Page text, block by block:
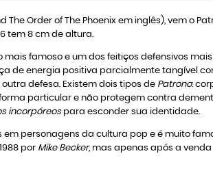
Order of The Phoenix em inglês), vem o
tem 8 cm de altura.
mais famoso e um dos feitiços defensivos
de energia positiva parcialmente tangível
defesa. Existem dois tipos de Patrono:
particular e não protegem contra
incorpóreospara esconder sua identidade.
personagens da cultura pop e é muito
por Mike Becker, mas apenas após a venda